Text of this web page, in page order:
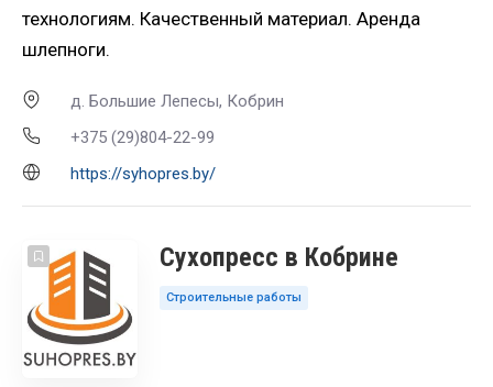
технологиям. Качественный материал. Аренда
шлепноги.
д. Большие Лепесы, Кобрин
+375 (29)804-22-99
https://syhopres.by/
Сухопресс в Кобрине
Строительные работы